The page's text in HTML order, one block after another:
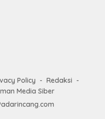
Policy
Redaksi
Media Siber